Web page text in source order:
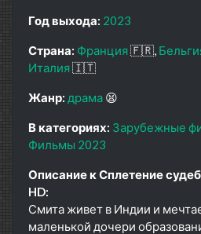
Год выхода: 2023
Страна: Франция🇫🇷
Италия🇮🇹
Жанр: драма 😫
В категориях: Зарубежные
Фильмы 2023
Описание к Сплетение
HD:
Смита живет в Индии и
маленькой дочери